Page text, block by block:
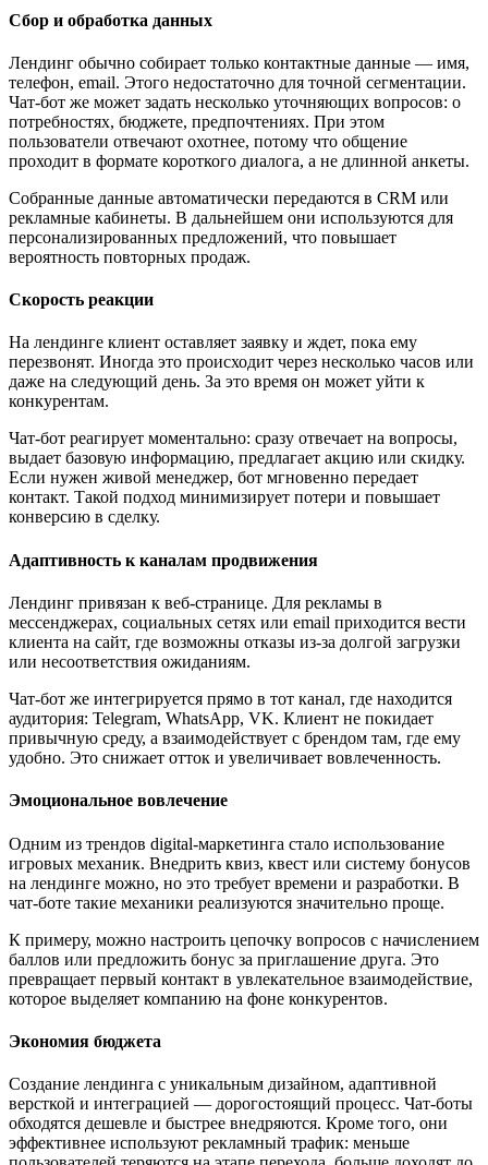
Сбор и обработка данных
Лендинг обычно собирает только контактные данные — имя,
телефон, email. Этого недостаточно для точной сегментации.
Чат-бот же может задать несколько уточняющих вопросов: о
потребностях, бюджете, предпочтениях. При этом
пользователи отвечают охотнее, потому что общение
проходит в формате короткого диалога, а не длинной анкеты.
Собранные данные автоматически передаются в CRM или
рекламные кабинеты. В дальнейшем они используются для
персонализированных предложений, что повышает
вероятность повторных продаж.
Скорость реакции
На лендинге клиент оставляет заявку и ждет, пока ему
перезвонят. Иногда это происходит через несколько часов или
даже на следующий день. За это время он может уйти к
конкурентам.
Чат-бот реагирует моментально: сразу отвечает на вопросы,
выдает базовую информацию, предлагает акцию или скидку.
Если нужен живой менеджер, бот мгновенно передает
контакт. Такой подход минимизирует потери и повышает
конверсию в сделку.
Адаптивность к каналам продвижения
Лендинг привязан к веб-странице. Для рекламы в
мессенджерах, социальных сетях или email приходится вести
клиента на сайт, где возможны отказы из-за долгой загрузки
или несоответствия ожиданиям.
Чат-бот же интегрируется прямо в тот канал, где находится
аудитория: Telegram, WhatsApp, VK. Клиент не покидает
привычную среду, а взаимодействует с брендом там, где ему
удобно. Это снижает отток и увеличивает вовлеченность.
Эмоциональное вовлечение
Одним из трендов digital-маркетинга стало использование
игровых механик. Внедрить квиз, квест или систему бонусов
на лендинге можно, но это требует времени и разработки. В
чат-боте такие механики реализуются значительно проще.
К примеру, можно настроить цепочку вопросов с начислением
баллов или предложить бонус за приглашение друга. Это
превращает первый контакт в увлекательное взаимодействие,
которое выделяет компанию на фоне конкурентов.
Экономия бюджета
Создание лендинга с уникальным дизайном, адаптивной
версткой и интеграцией — дорогостоящий процесс. Чат-боты
обходятся дешевле и быстрее внедряются. Кроме того, они
эффективнее используют рекламный трафик: меньше